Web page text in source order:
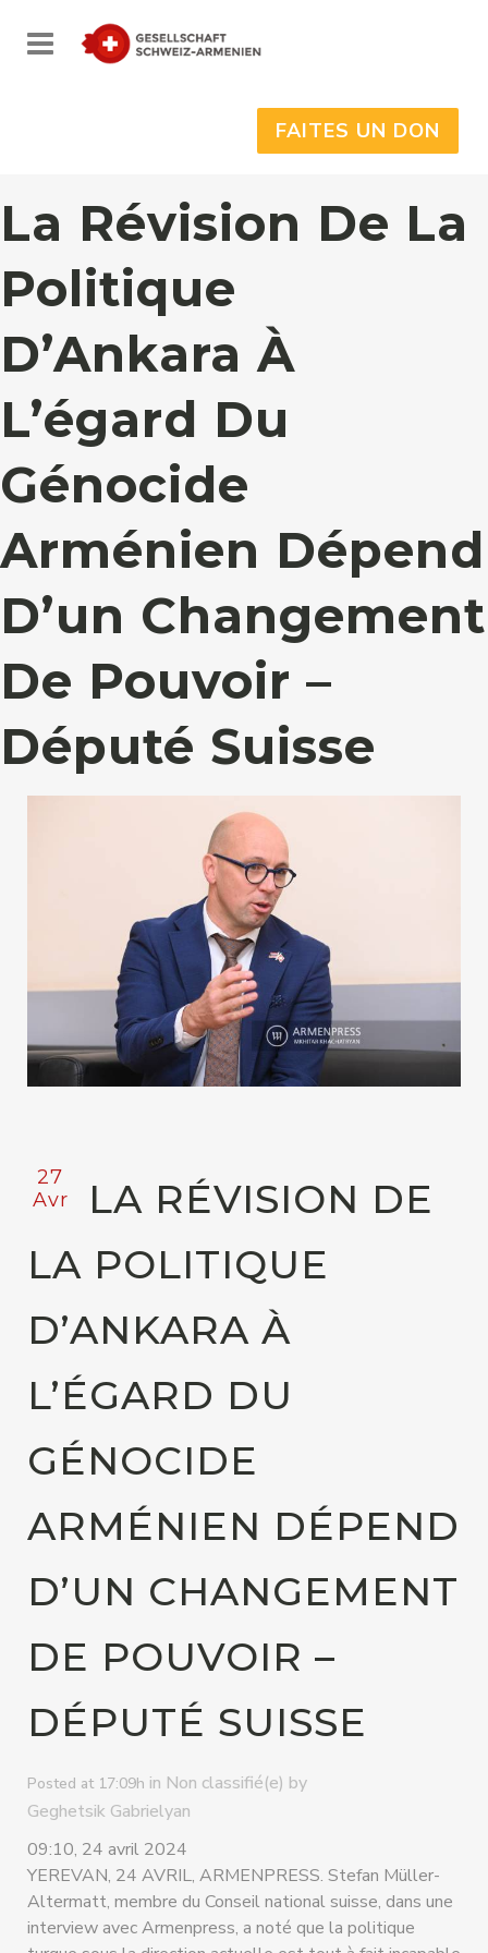
FAITES UN DON
La Révision De La
Politique
D’Ankara À
L’égard Du
Génocide
Arménien Dépend
D’un Changement
De Pouvoir –
Député Suisse
27
Avr
LA RÉVISION DE
LA POLITIQUE
D’ANKARA À
L’ÉGARD DU
GÉNOCIDE
ARMÉNIEN DÉPEND
D’UN CHANGEMENT
DE POUVOIR –
DÉPUTÉ SUISSE
Posted at 17:09h in Non classifié(e) by
Geghetsik Gabrielyan
09:10, 24 avril 2024
YEREVAN, 24 AVRIL, ARMENPRESS. Stefan Müller-
Altermatt, membre du Conseil national suisse, dans une
interview avec Armenpress, a noté que la politique